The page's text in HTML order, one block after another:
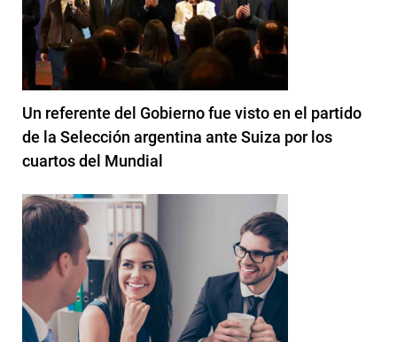
Un referente del Gobierno fue visto en el partido
de la Selección argentina ante Suiza por los
cuartos del Mundial